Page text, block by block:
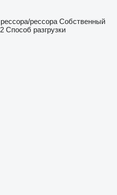
рессора/рессора Собственный
2 Способ разгрузки